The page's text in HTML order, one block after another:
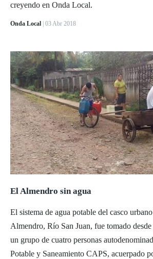
creyendo en Onda Local.
Onda Local | 03 Abr 2018
El Almendro sin agua
El sistema de agua potable del casco
Almendro, Río San Juan, fue tomado
un grupo de cuatro personas
Potable y Saneamiento CAPS, acuerpado